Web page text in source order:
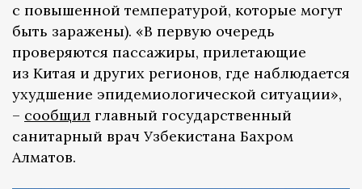
с повышенной температурой, которые могут
быть заражены). «В первую очередь
проверяются пассажиры, прилетающие
из Китая и других регионов, где наблюдается
ухудшение эпидемиологической ситуации»,
– сообщил главный государственный
санитарный врач Узбекистана Бахром
Алматов.